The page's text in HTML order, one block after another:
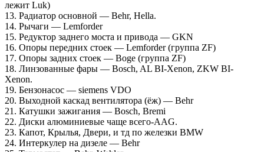
лежит Luk)
13. Радиатор основной — Behr, Hella.
14. Рычаги — Lemforder
15. Редуктор заднего моста и привода — GKN
16. Опоры передних стоек — Lemforder (группа ZF)
17. Опоры задних стоек — Boge (группа ZF)
18. Линзованные фары — Bosch, AL BI-Xenon, ZKW BI-
Xenon.
19. Бензонасос — siemens VDO
20. Выходной каскад вентилятора (ёж) — Behr
21. Катушки зажигания — Bosch, Bremi
22. Диски алюминиевые чаще всего-AAG.
23. Капот, Крылья, Двери, и тд по железки BMW
24. Интеркулер на дизеле — Behr